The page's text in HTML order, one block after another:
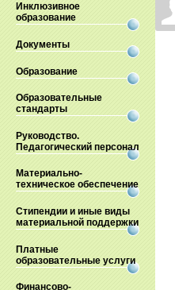
Инклюзивное
образование
Документы
Образование
Образовательные
стандарты
Руководство.
Педагогический персонал
Материально-
техническое обеспечение
Стипендии и иные виды
материальной поддержки
Платные
образовательные услуги
Финансово-